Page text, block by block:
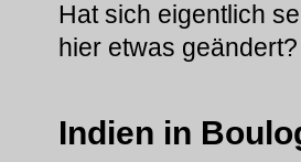
Hat sich eigentlich
hier etwas geändert?
Indien in